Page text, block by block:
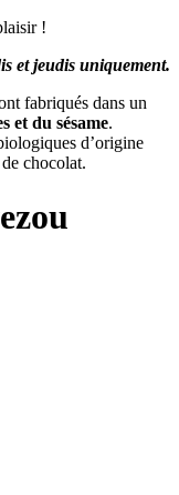
!
et jeudis uniquement.
fabriqués dans un
et du sésame.
d’origine
chocolat.